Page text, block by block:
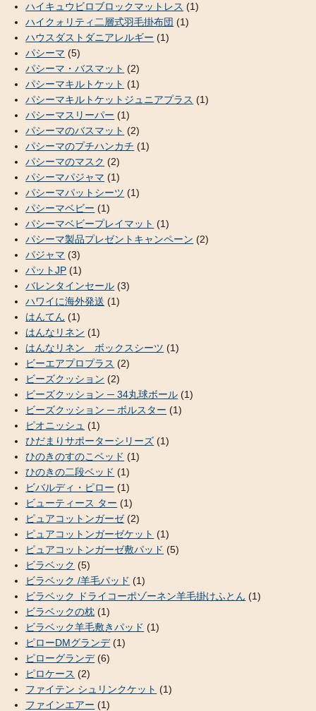
ハイキュウビロブロックマットレス (1)
ハイクォリティ二層式羽毛掛布団 (1)
ハウスダストダニアレルギー (1)
パシーマ (5)
パシーマ・バスマット (2)
パシーマキルトケット (1)
パシーマキルトケットジュニアプラス (1)
パシーマスリーパー (1)
パシーマのバスマット (2)
パシーマのプチハンカチ (1)
パシーマのマスク (2)
パシーマパジャマ (1)
パシーマパットシーツ (1)
パシーマベビー (1)
パシーマベビープレイマット (1)
パシーマ製品プレゼントキャンペーン (2)
パジャマ (3)
パットJP (1)
バレンタインセール (3)
ハワイに海外発送 (1)
はんてん (1)
はんなリネン (1)
はんなリネン ボックスシーツ (1)
ビーエアプロプラス (2)
ビーズクッション (2)
ビーズクッション ─ 34丸球ボール (1)
ビーズクッション ─ ボルスター (1)
ピオニッシュ (1)
ひだまりサポーターシリーズ (1)
ひのきのすのこベッド (1)
ひのきの二段ベッド (1)
ビバルディ・ピロー (1)
ビューティース ター (1)
ピュアコットンガーゼ(2)
ピュアコットンガーゼケット (1)
ピュアコットンガーゼ敷パッド (5)
ビラベック (5)
ビラベック /羊毛パッド (1)
ビラベック ドライコーポゾーネン羊毛掛けふとん (1)
ビラベックの枕 (1)
ビラベック羊毛敷きパッド (1)
ピローDMグランデ(1)
ピローグランデ(6)
ピロケース (2)
ファイテン シュリンクケット (1)
ファインエアー (1)